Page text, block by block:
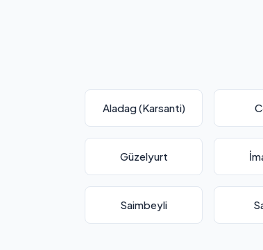
Aladag (Karsanti)
Güzelyurt
Saimbeyli